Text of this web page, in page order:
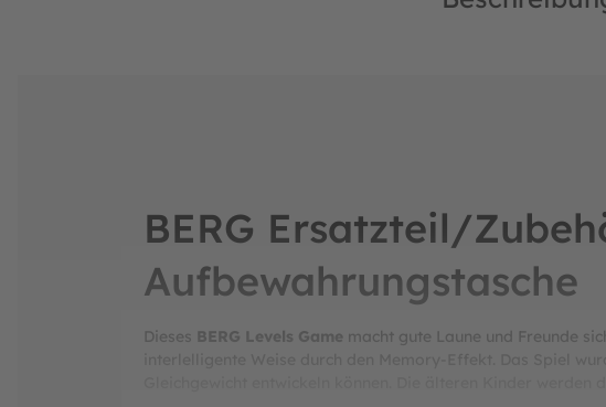
BERG Ersatzteil/
Aufbewahrungstasche
Dieses BERG Levels Game macht gute Laune und Freunde